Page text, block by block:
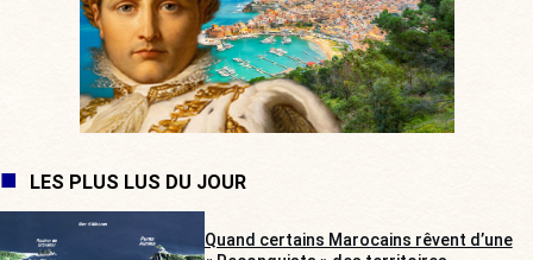
LES PLUS LUS DU JOUR
Quand certains Marocains rêvent d’une